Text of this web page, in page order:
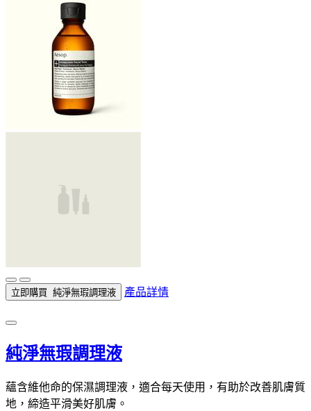
立即購買 純淨無瑕調理液 產品詳情
純淨無瑕調理液
蘊含維他命的保濕調理液，適合每天使用，有助於改善肌膚質
地，締造平滑美好肌膚。